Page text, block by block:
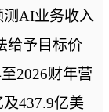
AI业务收入
给予目标价
2026财年营
437.9亿美